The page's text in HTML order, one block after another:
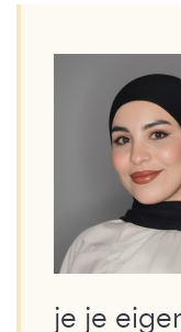
je je